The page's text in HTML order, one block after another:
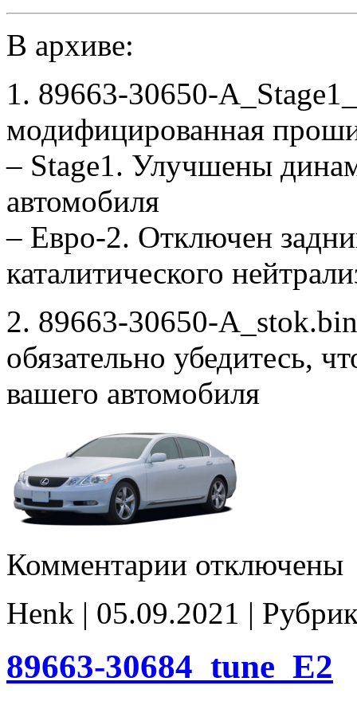
В архиве:
1. 89663-30650-
модифицированная
– Stage1. Улучшены
автомобиля
– Евро-2. Отключен
каталитического
2. 89663-30650-
обязательно убедитесь,
вашего автомобиля
Комментарии записи
A
Stage1
noCHK
отключены
Henk | 05.09.2021 |
89663-30684_tune_E2